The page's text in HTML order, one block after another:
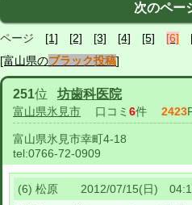
次のペー
ページ [1] [2] [3] [4] [5] [6]
[富山県のブラック投稿]
251位 坊歯科医院
富山県氷見市 口コミ 6件 2423
富山県氷見市幸町4-18
tel:0766-72-0909
(6) 松原 2012/07/15(日)